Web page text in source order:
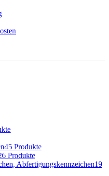
45 Produkte
Produkte
Abfertigungskennzeichen19